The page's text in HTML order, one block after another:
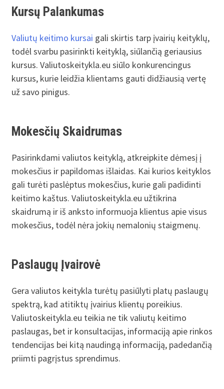
Kursų Palankumas
Valiutų keitimo kursai gali skirtis tarp įvairių keityklų,
todėl svarbu pasirinkti keityklą, siūlančią geriausius
kursus. Valiutoskeitykla.eu siūlo konkurencingus
kursus, kurie leidžia klientams gauti didžiausią vertę
už savo pinigus.
Mokesčių Skaidrumas
Pasirinkdami valiutos keityklą, atkreipkite dėmesį į
mokesčius ir papildomas išlaidas. Kai kurios keityklos
gali turėti paslėptus mokesčius, kurie gali padidinti
keitimo kaštus. Valiutoskeitykla.eu užtikrina
skaidrumą ir iš anksto informuoja klientus apie visus
mokesčius, todėl nėra jokių nemalonių staigmenų.
Paslaugų Įvairovė
Gera valiutos keitykla turėtų pasiūlyti platų paslaugų
spektrą, kad atitiktų įvairius klientų poreikius.
Valiutoskeitykla.eu teikia ne tik valiutų keitimo
paslaugas, bet ir konsultacijas, informaciją apie rinkos
tendencijas bei kitą naudingą informaciją, padedančią
priimti pagrįstus sprendimus.